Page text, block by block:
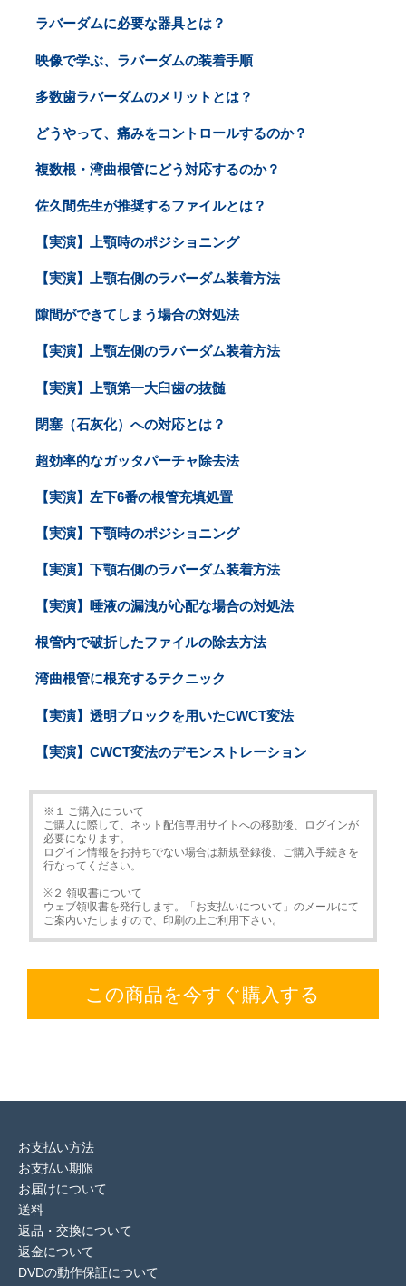
ラバーダムに必要な器具とは？
映像で学ぶ、ラバーダムの装着手順
多数歯ラバーダムのメリットとは？
どうやって、痛みをコントロールするのか？
複数根・湾曲根管にどう対応するのか？
佐久間先生が推奨するファイルとは？
【実演】上顎時のポジショニング
【実演】上顎右側のラバーダム装着方法
隙間ができてしまう場合の対処法
【実演】上顎左側のラバーダム装着方法
【実演】上顎第一大臼歯の抜髄
閉塞（石灰化）への対応とは？
超効率的なガッタパーチャ除去法
【実演】左下6番の根管充填処置
【実演】下顎時のポジショニング
【実演】下顎右側のラバーダム装着方法
【実演】唾液の漏洩が心配な場合の対処法
根管内で破折したファイルの除去方法
湾曲根管に根充するテクニック
【実演】透明ブロックを用いたCWCT変法
【実演】CWCT変法のデモンストレーション
※１ ご購入について
ご購入に際して、ネット配信専用サイトへの移動後、ログインが
必要になります。
ログイン情報をお持ちでない場合は新規登録後、ご購入手続きを
行なってください。
※２ 領収書について
ウェブ領収書を発行します。「お支払いについて」のメールにて
ご案内いたしますので、印刷の上ご利用下さい。
この商品を今すぐ購入する
お支払い方法
お支払い期限
お届けについて
送料
返品・交換について
返金について
DVDの動作保証について